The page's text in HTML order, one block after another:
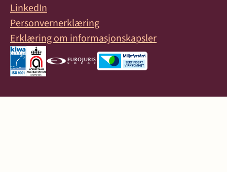
LinkedIn
Personvernerklæring
Erklæring om informasjonskapsler